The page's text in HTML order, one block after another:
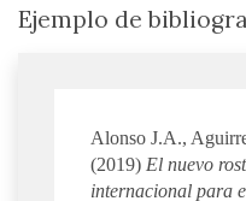
Ejemplo de
Alonso J.A.,
(2019) El nuevo
internacional para